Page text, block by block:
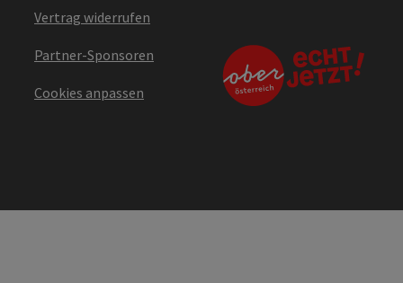
Vertrag widerrufen
Partner-Sponsoren
Cookies anpassen